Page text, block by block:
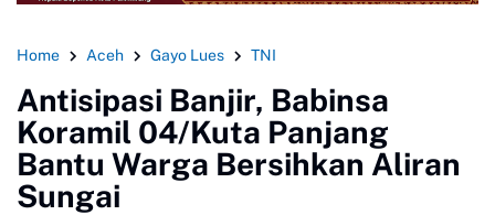
Home Aceh Gayo Lues TNI
Antisipasi Banjir, Babinsa
Koramil 04/Kuta Panjang
Bantu Warga Bersihkan Aliran
Sungai